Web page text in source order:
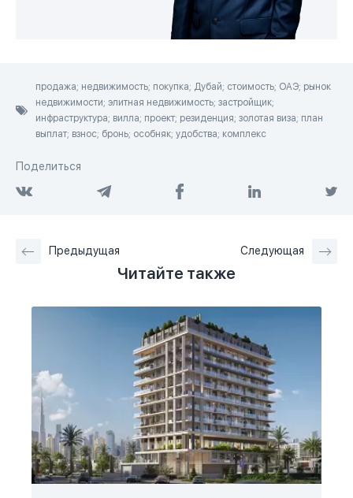
продажа; недвижимость; покупка; Дубай; стоимость; ОАЭ; рынок
недвижимости; элитная недвижимость; застройщик;
инфраструктура; вилла; проект; резиденция; золотая виза; план
выплат; взнос; бронь; особняк; удобства; комплекс
Поделиться
Предыдущая Следующая
Читайте также